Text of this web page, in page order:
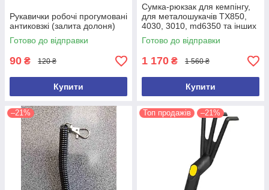
Рукавички робочі прогумовані
антиковзкі (залита долоня)
Готово до відправки
90 ₴ 120 ₴
Купити
Сумка-рюкзак для кемпінгу,
для металошукачів TX850,
4030, 3010, md6350 та інших
(ємність 100 л)
Готово до відправки
1 170 ₴ 1 560 ₴
Купити
–21% Топ продажів –21%